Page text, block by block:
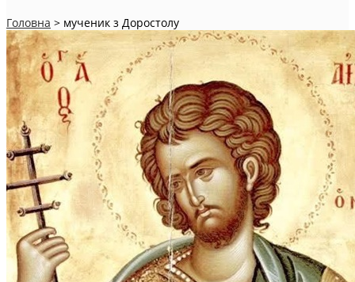
Головна > мученик з Доростолу